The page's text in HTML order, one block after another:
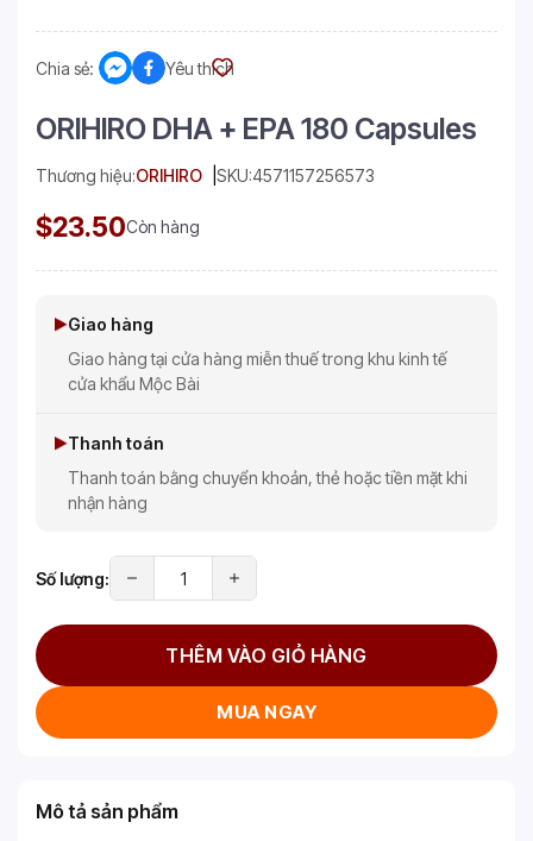
Chia sẻ: Yêu thích
ORIHIRO DHA + EPA 180 Capsules
Thương hiệu:ORIHIRO SKU:4571157256573
$23.50Còn hàng
Giao hàng
Giao hàng tại cửa hàng miễn thuế trong khu kinh tế
cửa khẩu Mộc Bài
Thanh toán
Thanh toán bằng chuyển khoản, thẻ hoặc tiền mặt khi
nhận hàng
Số lượng:
THÊM VÀO GIỎ HÀNG
MUA NGAY
Mô tả sản phẩm